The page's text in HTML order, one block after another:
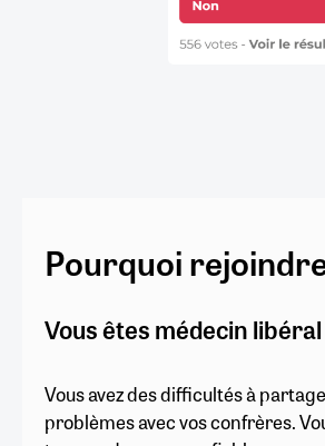
Pourquoi
Vous êtes médecin libéral
Vous avez des difficultés à
problèmes avec vos confrères.